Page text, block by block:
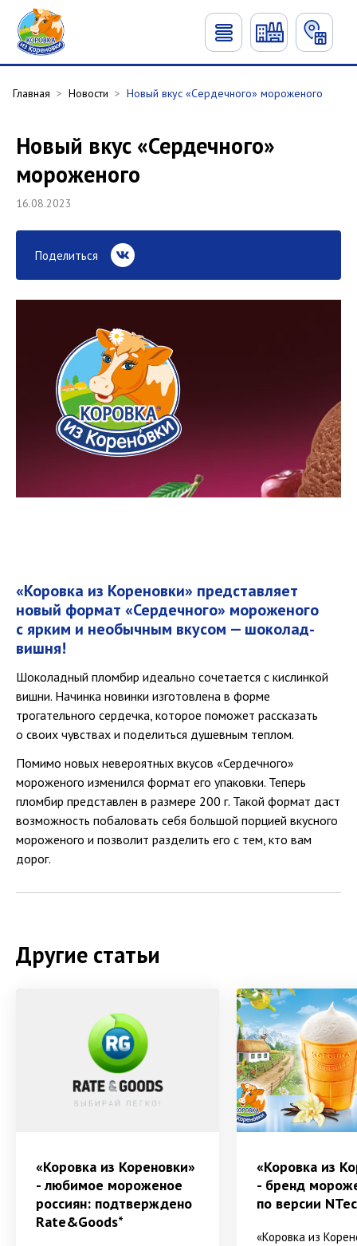
Главная > Новости > Новый вкус «Сердечного» мороженого
Новый вкус «Сердечного»
мороженого
16.08.2023
Поделиться
«Коровка из Кореновки» представляет
новый формат «Сердечного» мороженого
с ярким и необычным вкусом — шоколад-
вишня!
Шоколадный пломбир идеально сочетается с кислинкой
вишни. Начинка новинки изготовлена в форме
трогательного сердечка, которое поможет рассказать
о своих чувствах и поделиться душевным теплом.
Помимо новых невероятных вкусов «Сердечного»
мороженого изменился формат его упаковки. Теперь
пломбир представлен в размере 200 г. Такой формат даст
возможность побаловать себя большой порцией вкусного
мороженого и позволит разделить его с тем, кто вам
дорог.
Другие статьи
«Коровка из Кореновки»
- любимое мороженое
россиян: подтверждено
Rate&Goods*
«Коровка из
- бренд
по версии
«Коровка из